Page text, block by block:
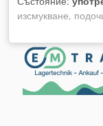
изсмукване,
Предава се в
Csdpec R S E
батерия, четка и
мм - Зарядно
1150/520/В950 мм